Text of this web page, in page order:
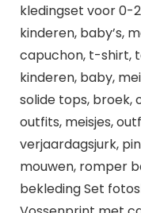
kledingset voor 0-
kinderen, baby’s,
capuchon, t-shirt,
kinderen, baby,
solide tops, broek,
outfits, meisjes,
verjaardagsjurk,
mouwen, romper
bekleding Set